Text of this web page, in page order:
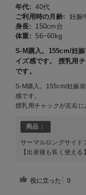
年代: 40代
ご利用時の月齢:
妊娠
身長:
150cm台
体重: 56~60kg
S-M購入。155cm/妊
イズ感です。 授乳用
です。
S-M購入。155cm/妊娠
感です。
授乳用チャックが左右に
商品：
サーマルロングサイ
【出産後も長く使える】
役に立った 0